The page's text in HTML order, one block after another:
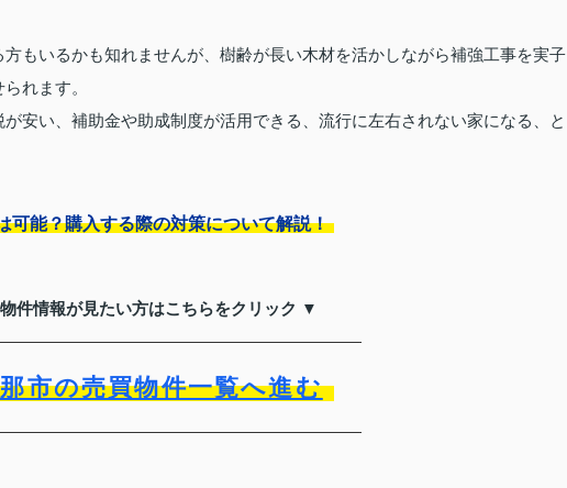
もいるかも知れませんが、樹齢が長い木材を活かしながら補強工事を実子
れます。
安い、補助金や助成制度が活用できる、流行に左右されない家になる、と
可能？購入する際の対策について解説！
件情報が見たい方はこちらをクリック ▼
市の売買物件一覧へ進む